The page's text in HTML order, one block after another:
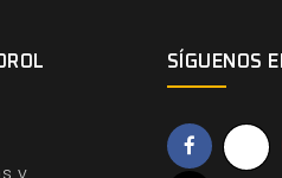
y
SÍGUENOS